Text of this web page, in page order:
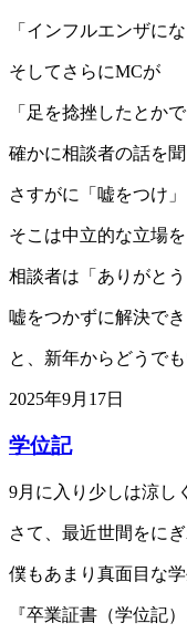
「インフルエンザに
そしてさらにMCが
「足を捻挫したとか
確かに相談者の話を
さすがに「嘘をつけ
そこは中立的な立場
相談者は「ありがと
嘘をつかずに解決で
と、新年からどうでも
2025年9月17日
学位記
9月に入り少しは涼し
さて、最近世間をに
僕もあまり真面目な
『卒業証書（学位記）